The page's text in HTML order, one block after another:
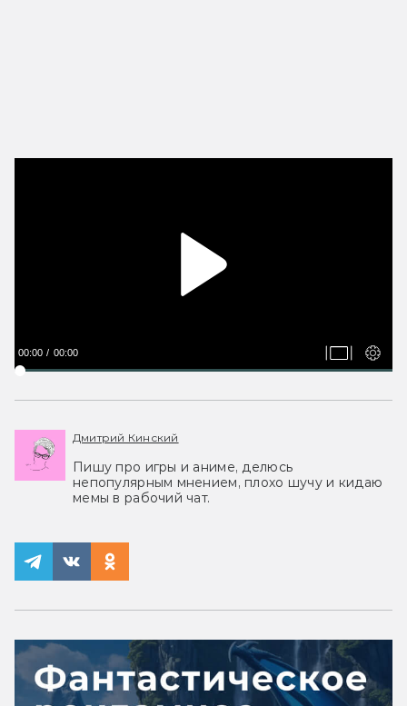
00:00 00:00
Дмитрий Кинский
Пишу про игры и аниме, делюсь
непопулярным мнением, плохо шучу и кидаю
мемы в рабочий чат.